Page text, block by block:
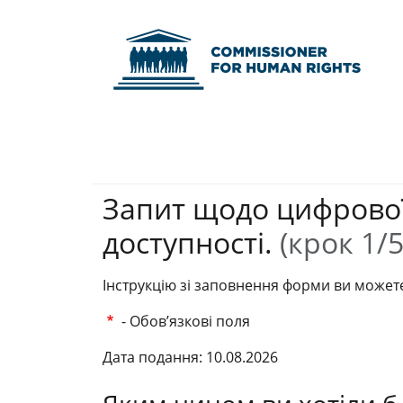
Запит щодо
доступності. (крок 1/
Інструкцію зі заповнення форми ви
- Обов’язкові поля
Дата подання: 10.08.2026